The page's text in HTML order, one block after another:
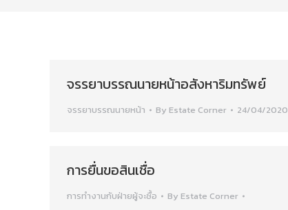
จรรยาบรรณนายหน้าอสังหาริมทรัพย์
จรรยาบรรณนายหน้า By Estate Corner 24/04/2020
การยื่นขอสินเชื่อ
การทำงานกับฝ่ายผู้จะซื้อ By Estate Corner